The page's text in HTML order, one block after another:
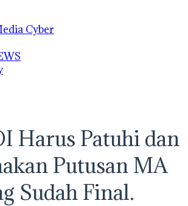
Cyber
Harus Patuhi dan
Putusan MA
Sudah Final.